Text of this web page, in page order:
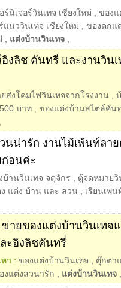
ร์นิเจอร์วินเทจ เชียงใหม่
ของแ
แนววินเทจ เชียงใหม่
ของตกแ
แต่งบ้านวินเทจ
งลิช คันทรี และงานวินเ
ส่งโคมไฟวินเทจจากโรงงาน
บาท
ของแต่งบ้านสไตล์คัน
นน่ารัก งานไม้เพ้นท์ลา
ก่อนค่ะ
บ้านวินเทจ จตุจักร
ตู้จดหมายวิ
แต่ง บ้าน และ สวน
เรียนเพ
ขายของแต่งบ้านวินเทจ
ะอิงลิชคันทรี่
า : ของแต่งบ้านวินเทจ
ตุ๊กตา
งแต่งสวน่ารัก แต่งบ้านวินเทจ